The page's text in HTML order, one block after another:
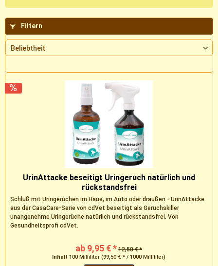
Filtern
UrinAttacke beseitigt Uringeruch natürlich und
rückstandsfrei
Schluß mit Uringerüchen im Haus, im Auto oder draußen - UrinAttacke
aus der CasaCare-Serie von cdVet beseitigt als Geruchskiller
unangenehme Uringerüche natürlich und rückstandsfrei. Von
Gesundheitsprofi cdVet.
ab 9,95 € * 12,50 € *
Inhalt100 Milliliter(99,50 € * / 1000 Milliliter)